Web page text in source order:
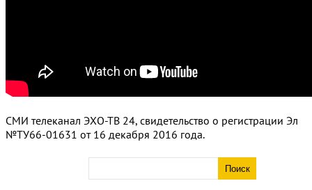
СМИ телеканал ЭХО-ТВ 24, свидетельство о регистрации Эл
№ТУ66-01631 от 16 декабря 2016 года.